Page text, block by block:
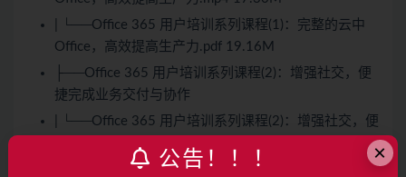
| └──Office 365 用户培训系列课程(1)：完整的云中
Office，高效提高生产力.pdf 19.16M
├──Office 365 用户培训系列课程(2)：增强社交，便
捷完成业务交付与协作
| └──Office 365 用户培训系列课程(2)：增强社交，便
├──Office 365 用户培训系列课程(3)：随时随地，保
×
公告！！！